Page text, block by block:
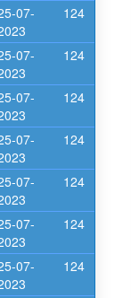
07-
124
07-
124
07-
124
07-
124
07-
124
07-
124
07-
124